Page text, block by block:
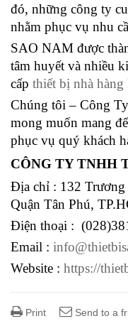
đó, những công ty
nhằm phục vụ nhu
SAO NAM được
tâm huyết và nhiều
cấp thiết bị nhà hàng
Chúng tôi – Công
mong muốn mang
phục vụ quý khách
CÔNG TY TNHH
Địa chỉ : 132
Quận Tân Phú,
Điện thoại :
Email :
Website : https://
Print Send to a